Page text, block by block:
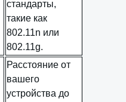
стандарты,
такие как
802.11n или
802.11g.
Расстояние от
вашего
устройства до